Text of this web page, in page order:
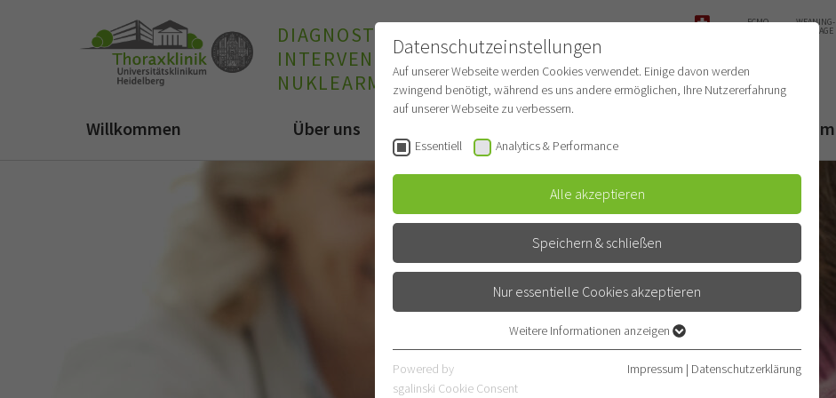
DIAGNOSTISCHE UND
INTERVENTIONELLE RADIOLOGIE MIT
NUKLEARMEDIZIN
ECMO- WEANING-
ANFRAGE
Willkommen Über uns Leistungsspektrum
Datenschutzeinstellungen
Auf unserer Webseite werden Cookies verwendet. Einige davon werden
zwingend benötigt, während es uns andere ermöglichen, Ihre Nutzererfahrung
auf unserer Webseite zu verbessern.
Essentiell Analytics & Performance
Alle akzeptieren
Speichern & schließen
Nur essentielle Cookies akzeptieren
Essentielle Cookies werden für grundlegende Funktionen der Webseite
benötigt. Dadurch ist gewährleistet, dass die Webseite einwandfrei
Weitere Informationen anzeigen
Powered by
sgalinski Cookie Consent
Impressum | Datenschutzerklärung